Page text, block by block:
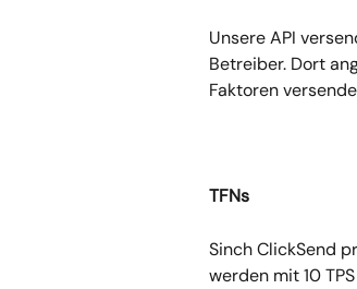
Unsere API
Betreiber. Dort
Faktoren
TFNs
Sinch ClickSend
werden mit 10